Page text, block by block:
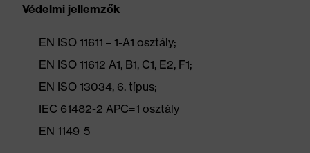
Védelmi jellemzők
EN ISO 11611 – 1-A1 osztály;
EN ISO 11612 A1, B1, C1, E2, F1;
EN ISO 13034, 6. típus;
IEC 61482-2 APC=1 osztály
EN 1149-5